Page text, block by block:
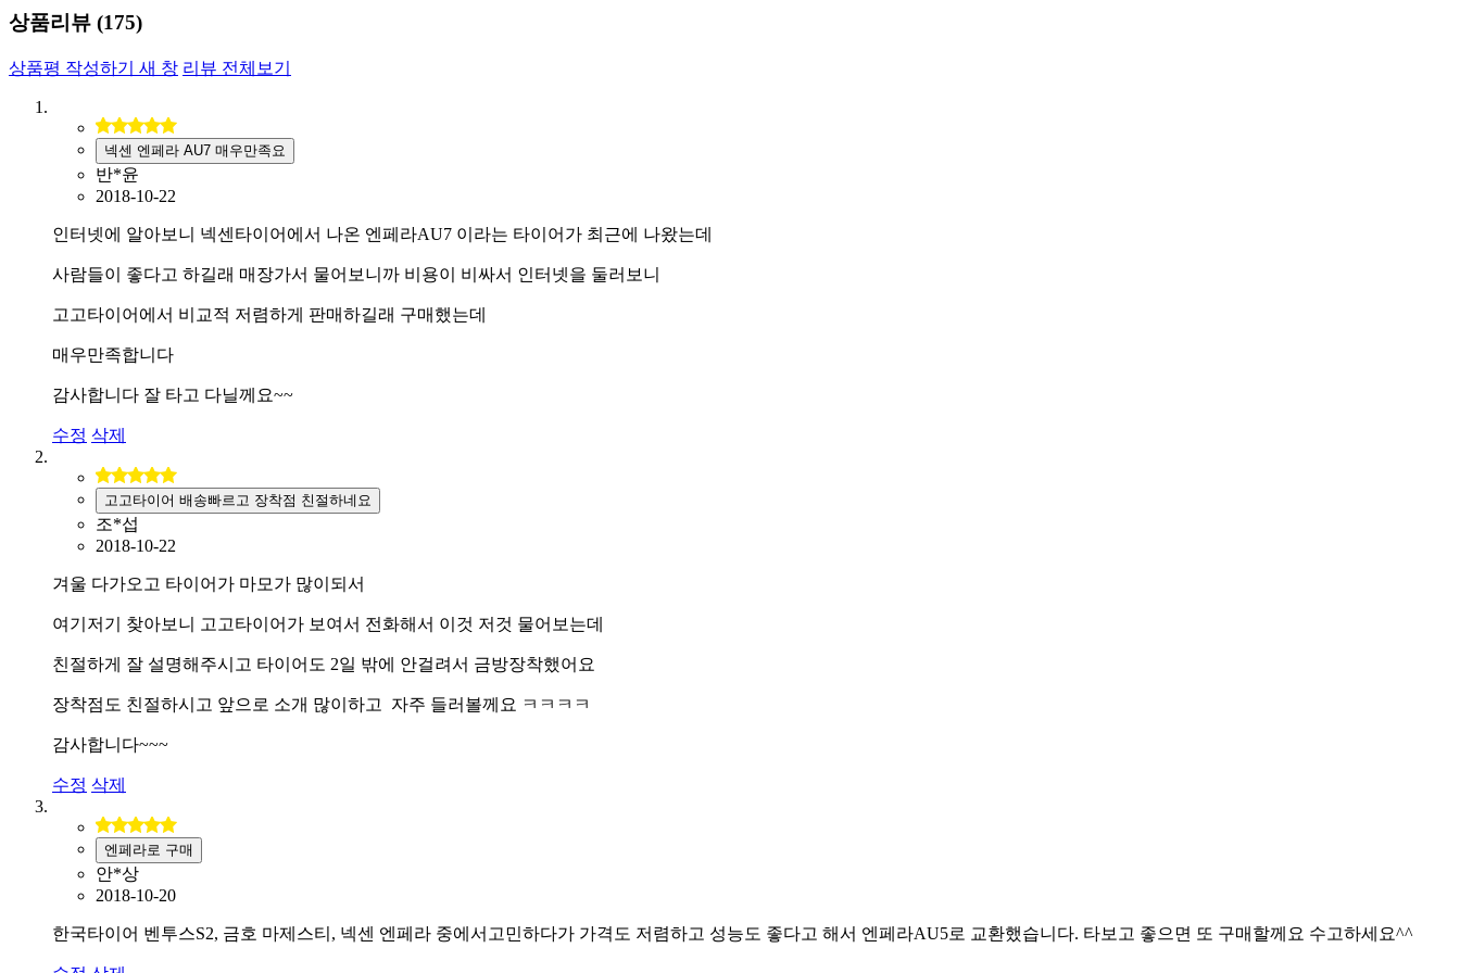
상품리뷰 (175)
상품평 작성하기 새 창 리뷰 전체보기
넥센 엔페라 AU7 매우만족요
반*윤
2018-10-22
인터넷에 알아보니 넥센타이어에서 나온 엔페라AU7 이라는 타이어가 최근에 나왔는데
사람들이 좋다고 하길래 매장가서 물어보니까 비용이 비싸서 인터넷을 둘러보니
고고타이어에서 비교적 저렴하게 판매하길래 구매했는데
매우만족합니다
감사합니다 잘 타고 다닐께요~~
수정 삭제
고고타이어 배송빠르고 장착점 친절하네요
조*섭
2018-10-22
겨울 다가오고 타이어가 마모가 많이되서
여기저기 찾아보니 고고타이어가 보여서 전화해서 이것 저것 물어보는데
친절하게 잘 설명해주시고 타이어도 2일 밖에 안걸려서 금방장착했어요
장착점도 친절하시고 앞으로 소개 많이하고 자주 들러볼께요 ㅋㅋㅋㅋ
감사합니다~~~
수정 삭제
엔페라로 구매
안*상
2018-10-20
한국타이어 벤투스S2, 금호 마제스티, 넥센 엔페라 중에서고민하다가 가격도 저렴하고 성능도 좋다고 해서 엔페라AU5로 교환했습니다. 타보고 좋으면 또 구매할께요 수고하세요^^